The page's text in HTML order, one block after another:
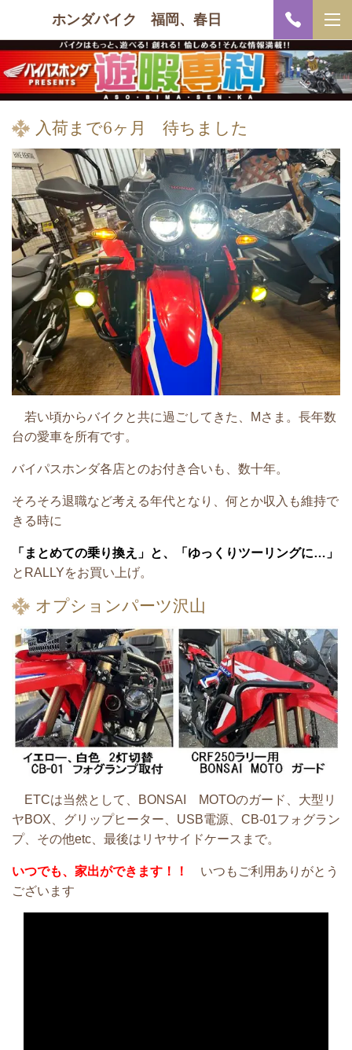
ホンダバイク 福岡、春日
入荷まで6ヶ月 待ちました
若い頃からバイクと共に過ごしてきた、Mさま。長年数
台の愛車を所有です。
バイパスホンダ各店とのお付き合いも、数十年。
そろそろ退職など考える年代となり、何とか収入も維持で
きる時に
「まとめての乗り換え」と、「ゆっくりツーリングに…」
とRALLYをお買い上げ。
オプションパーツ沢山
ETCは当然として、BONSAI MOTOのガード、大型リ
ヤBOX、グリップヒーター、 USB電源、CB-01フォグラン
プ、その他etc、最後はリヤサイドケースまで。
いつでも、家出ができます！！
いつもご利用ありがとう
ございます